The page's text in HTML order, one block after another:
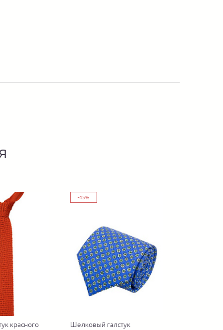
красного
-45%
Шелковый галстук